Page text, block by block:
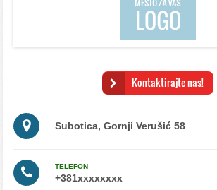
Kontaktirajte nas!
Subotica, Gornji Verušić 58
TELEFON